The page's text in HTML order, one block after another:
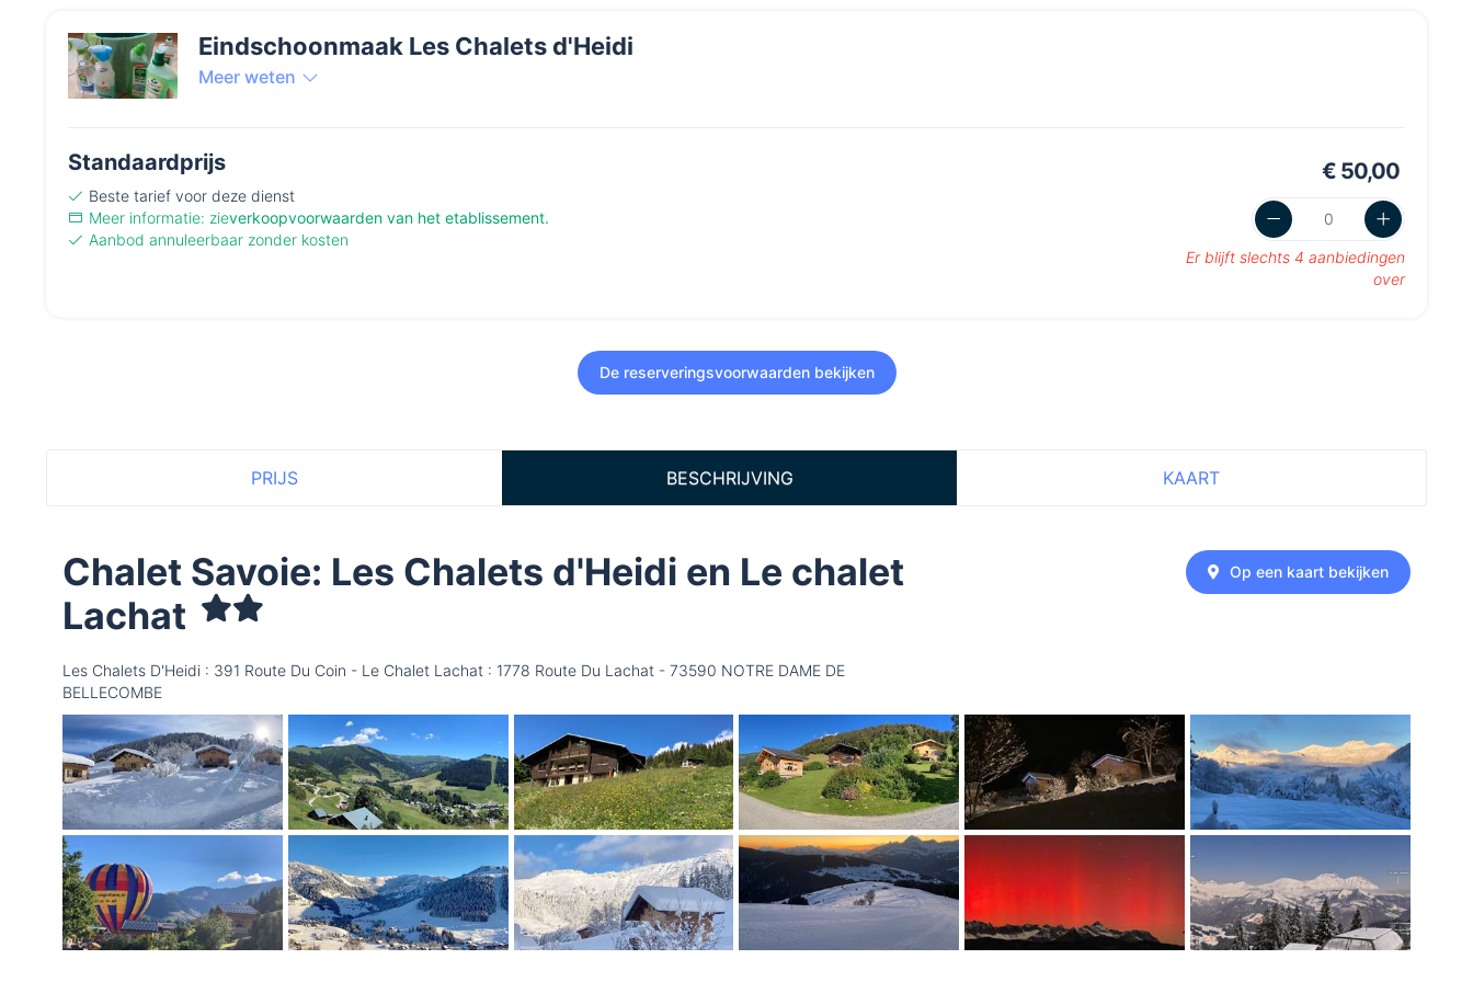
Eindschoonmaak Les Chalets d'Heidi
Meer weten
Standaardprijs
Beste tarief voor deze dienst
Meer informatie: zieverkoopvoorwaarden van het etablissement.
Aanbod annuleerbaar zonder kosten
€ 50,00
Er blijft slechts 4 aanbiedingen
over
De reserveringsvoorwaarden bekijken
PRIJS BESCHRIJVING KAART
Chalet Savoie: Les Chalets d'Heidi en Le chalet
Lachat
Les Chalets D'Heidi : 391 Route Du Coin - Le Chalet Lachat : 1778 Route Du Lachat - 73590 NOTRE DAME DE
BELLECOMBE
Op een kaart bekijken